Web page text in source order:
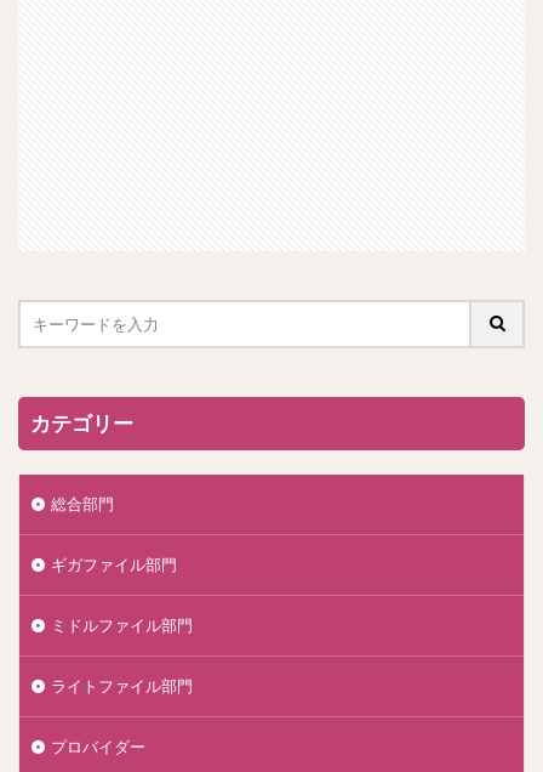
カテゴリー
総合部門
ギガファイル部門
ミドルファイル部門
ライトファイル部門
プロバイダー